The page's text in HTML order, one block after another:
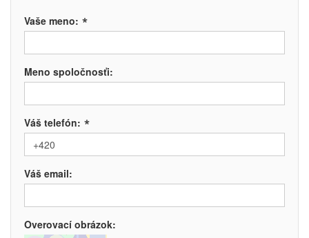
Vaše meno: *
Meno spoločnosťi:
Váš telefón: *
Váš email:
Overovací obrázok: